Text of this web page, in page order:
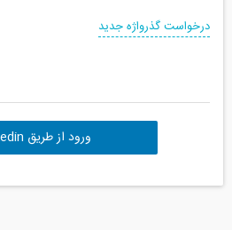
درخواست گذرواژه جدید
ورود از طریق Linkedin